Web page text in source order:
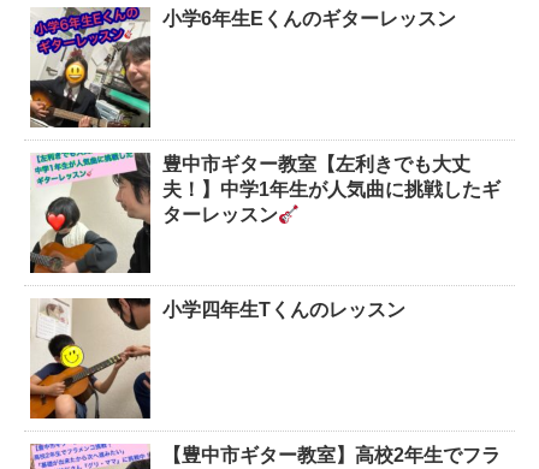
小学6年生Eくんのギターレッスン
豊中市ギター教室【左利きでも大丈
夫！】中学1年生が人気曲に挑戦したギ
ターレッスン
小学四年生Tくんのレッスン
【豊中市ギター教室】高校2年生でフラ